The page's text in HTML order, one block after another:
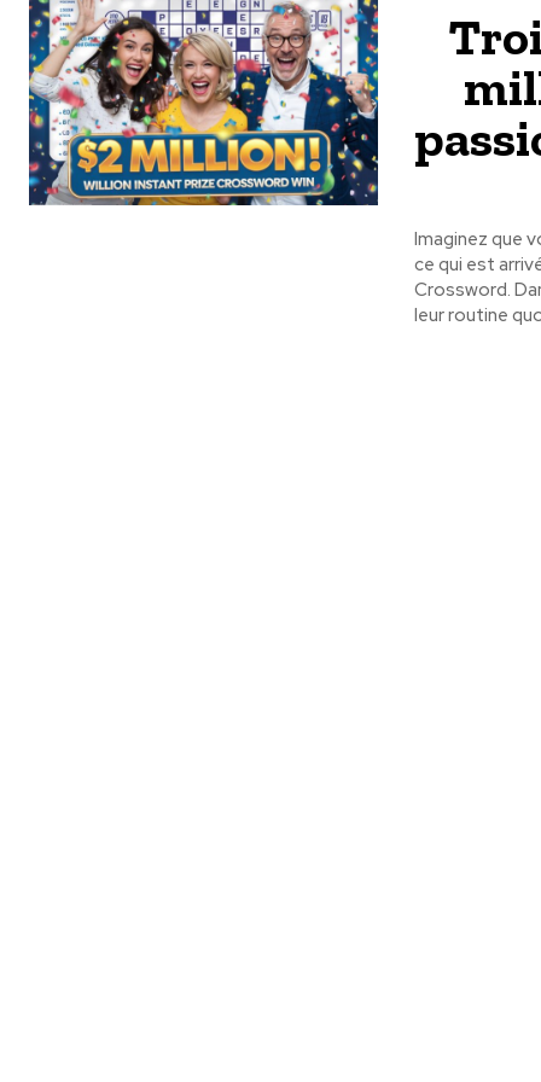
Imaginez que
ce qui est
Crossword.
leur routine